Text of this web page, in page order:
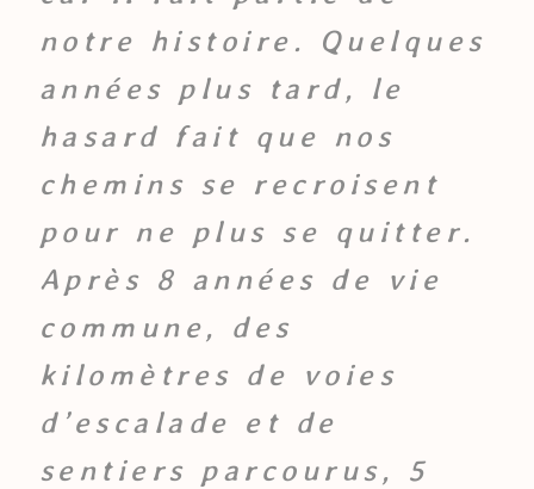
notre histoire. Quelques
années plus tard, le
hasard fait que nos
chemins se recroisent
pour ne plus se quitter.
Après 8 années de vie
commune, des
kilomètres de voies
d’escalade et de
sentiers parcourus, 5